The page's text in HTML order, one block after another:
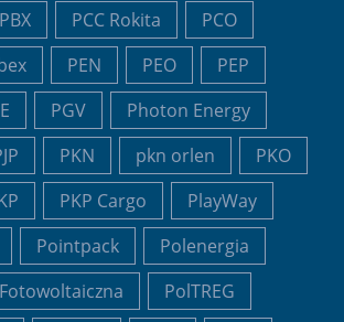
PBX PCC Rokita
PCO
PEN PEO
PEP
PGV
Photon Energy
PKN pkn orlen
PKO
PKP Cargo
PlayWay
Pointpack
Polenergia
PolTREG